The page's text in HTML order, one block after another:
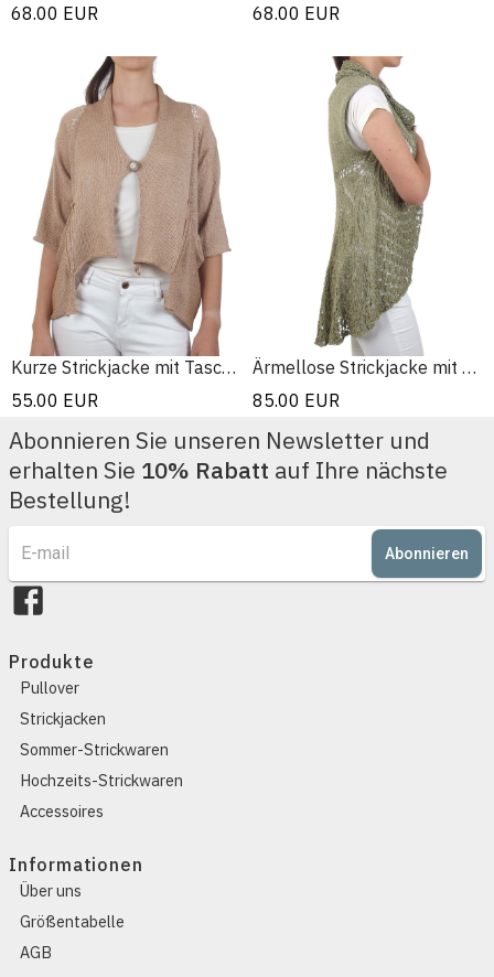
68.00 EUR
68.00 EUR
Kurze Strickjacke mit Taschen
55.00 EUR
Ärmellose Strickjacke mit Spitze
85.00 EUR
Abonnieren Sie unseren Newsletter und
erhalten Sie 10% Rabatt auf Ihre nächste
Bestellung!
Abonnieren
Produkte
Pullover
Strickjacken
Sommer-Strickwaren
Hochzeits-Strickwaren
Accessoires
Informationen
Über uns
Größentabelle
AGB